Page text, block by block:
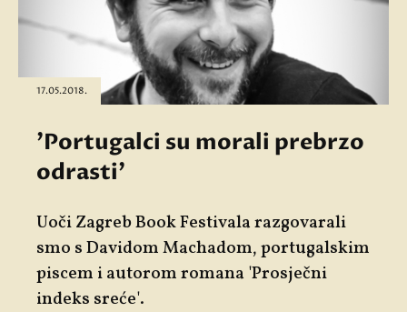
17.05.2018.
'Portugalci su morali prebrzo
odrasti'
Uoči Zagreb Book Festivala razgovarali
smo s Davidom Machadom, portugalskim
piscem i autorom romana 'Prosječni
indeks sreće'.